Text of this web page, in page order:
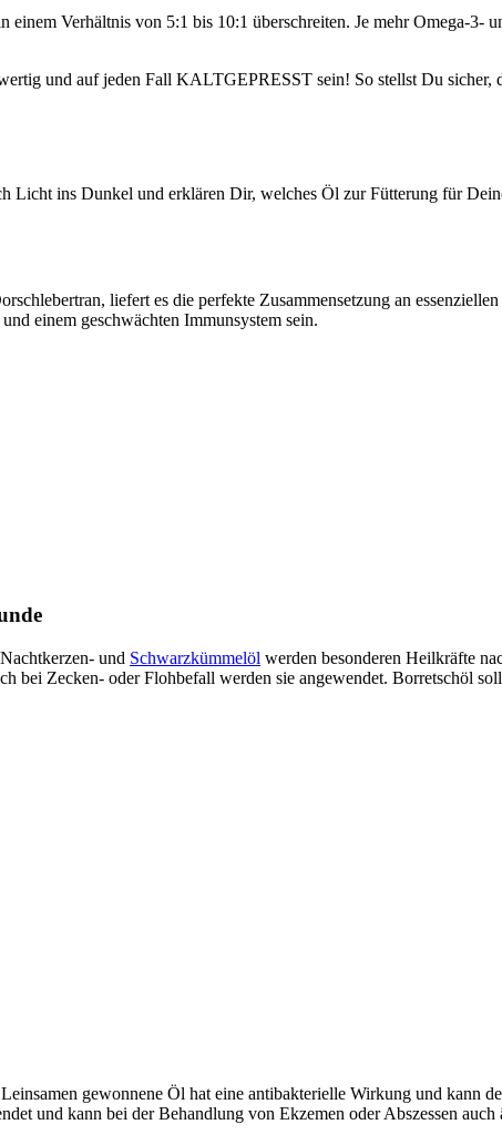
Ver­hält­nis von 5:1 bis 10:1 über­schrei­ten. Je mehr Ome­ga-3-
und auf jeden Fall KALTGEPRESST sein! So stellst Du sicher,
ins Dun­kel und erklä­ren Dir, wel­ches Öl zur Füt­te­rung für
lie­fert es die per­fek­te Zusam­men­set­zung an
einem geschwäch­ten Immun­sys­tem sein.
und Schwarz­küm­mel­öl wer­den beson­de­ren Heil­kräf­te
bei Zecken- oder Floh­be­fall wer­den sie ange­wen­det. Bor­retsch­öl
gewon­ne­ne Öl hat eine anti­bak­te­ri­el­le Wir­kung und kann
und kann bei der Behand­lung von Ekze­men oder Abs­zes­sen